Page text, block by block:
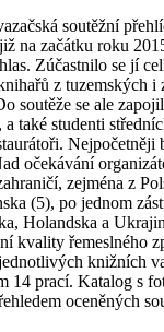
soutěžní
na začátku roku
Zúčastnilo se jí
z tuzemských i
soutěže se ale
také studenti
Nejpočetněji
očekávání
zejména z
(5), po jednom
Holandska a
kvality řemeslného
knižních
14 prací. Katalog s
oceněných